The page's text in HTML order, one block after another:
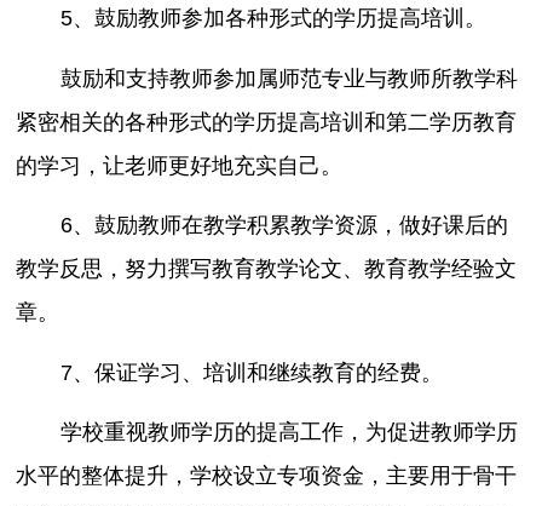
5、鼓励教师参加各种形式的学历提高培训。
鼓励和支持教师参加属师范专业与教师所教学科
紧密相关的各种形式的学历提高培训和第二学历教育
的学习，让老师更好地充实自己。
6、鼓励教师在教学积累教学资源，做好课后的
教学反思，努力撰写教育教学论文、教育教学经验文
章。
7、保证学习、培训和继续教育的经费。
学校重视教师学历的提高工作，为促进教师学历
水平的整体提升，学校设立专项资金，主要用于骨干